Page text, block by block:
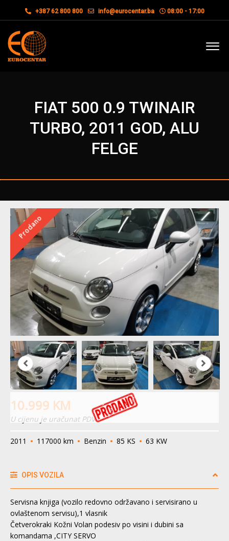
+387 62 800 800 info@eurocentar.ba 08:00 - 17:00
FIAT 500 0.9 TWINAIR
TURBO, 2011 GOD, ALU
FELGE
Prodano
10.999 KM
U cijenu je uračunat PDV
2011 117000 km Benzin 85 KS 63 KW
OPIS VOZILA
Servisna knjiga (vozilo redovno održavano i servisirano u
ovlaštenom servisu),1 vlasnik
Četverokraki Kožni Volan podesiv po visini i dubini sa
komandama ,CITY SERVO